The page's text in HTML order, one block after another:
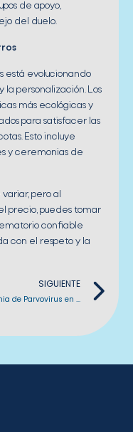
de apoyo,
del duelo.
está evolucionando
personalización. Los
más ecológicas y
para satisfacer las
Esto incluye
y ceremonias de
pero al
precio, puedes tomar
confiable
con el respeto y la
SIGUIENTE
Epidemia de Parvovirus en Mérida: